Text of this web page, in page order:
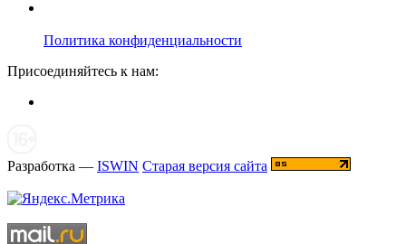
Политика конфиденциальности
Присоединяйтесь к нам:
Разработка — ISWIN Старая версия сайта